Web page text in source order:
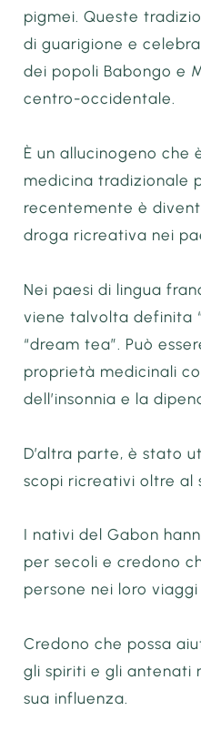
pigmei. Queste
di guarigione e
dei popoli Babongo e
centro-occidentale.
È un allucinogeno
medicina tradizionale
recentemente è
droga ricreativa nei
Nei paesi di lingua
viene talvolta definita
“dream tea”. Può
proprietà medicinali
dell’insonnia e la
D’altra parte, è stato
scopi ricreativi oltre al
I nativi del Gabon
per secoli e credono
persone nei loro viaggi
Credono che possa
gli spiriti e gli antenati
sua influenza.